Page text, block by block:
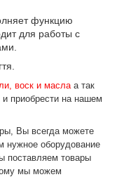
функцию
для работы с
воск и масла а так
приобрести на нашем
Вы всегда можете
нужное оборудование
поставляем товары
мы можем